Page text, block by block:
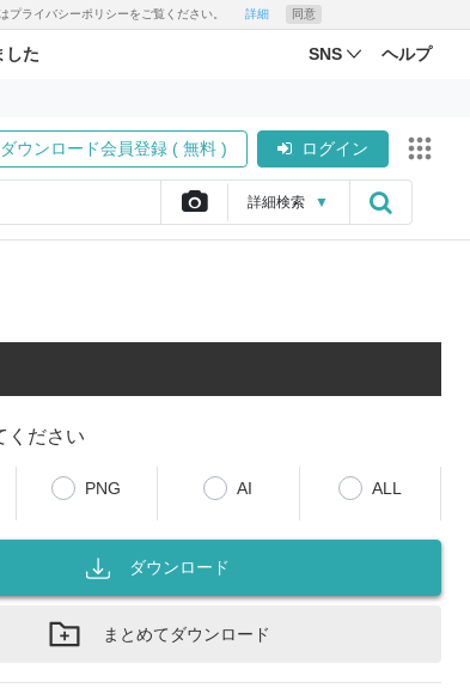
プライバシーポリシーをご覧ください。 詳細 同意
した SNS ヘルプ
ダウンロード会員登録 ( 無料 ) ログイン
詳細検索 ▼
ください
PNG AI ALL
ダウンロード
まとめてダウンロード